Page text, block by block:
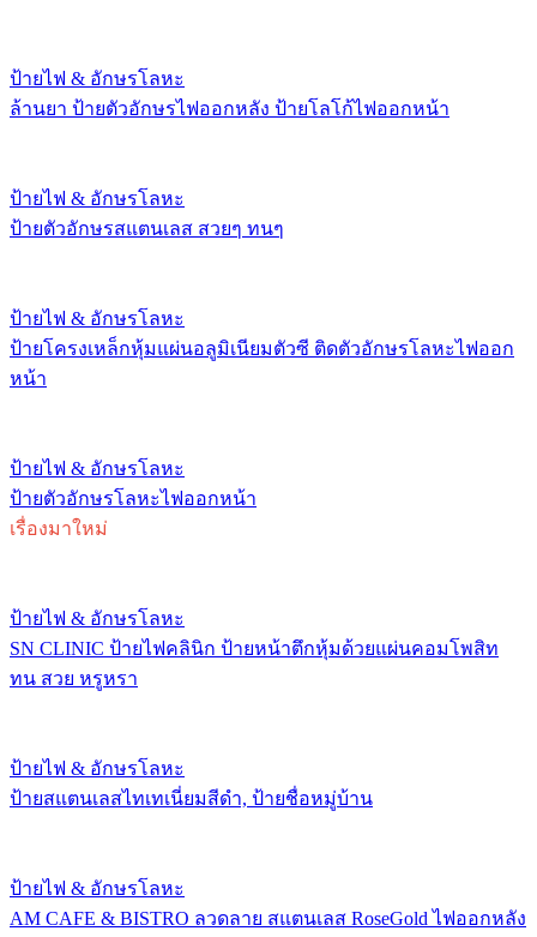
ป้ายไฟ & อักษรโลหะ
ล้านยา ป้ายตัวอักษรไฟออกหลัง ป้ายโลโก้ไฟออกหน้า
ป้ายไฟ & อักษรโลหะ
ป้ายตัวอักษรสแตนเลส สวยๆ ทนๆ
ป้ายไฟ & อักษรโลหะ
ป้ายโครงเหล็กหุ้มแผ่นอลูมิเนียมตัวซี ติดตัวอักษรโลหะไฟออก
หน้า
ป้ายไฟ & อักษรโลหะ
ป้ายตัวอักษรโลหะไฟออกหน้า
เรื่องมาใหม่
ป้ายไฟ & อักษรโลหะ
SN CLINIC ป้ายไฟคลินิก ป้ายหน้าตึกหุ้มด้วยแผ่นคอมโพสิท
ทน สวย หรูหรา
ป้ายไฟ & อักษรโลหะ
ป้ายสแตนเลสไทเทเนี่ยมสีดำ, ป้ายชื่อหมู่บ้าน
ป้ายไฟ & อักษรโลหะ
AM CAFE & BISTRO ลวดลาย สแตนเลส RoseGold ไฟออกหลัง